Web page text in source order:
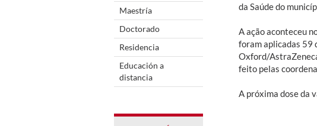
Maestría
Doctorado
Residencia
Educación a
distancia
da Saúde do
A ação aconteceu
foram aplicadas 59
Oxford/
feito pelas
A próxima dose da